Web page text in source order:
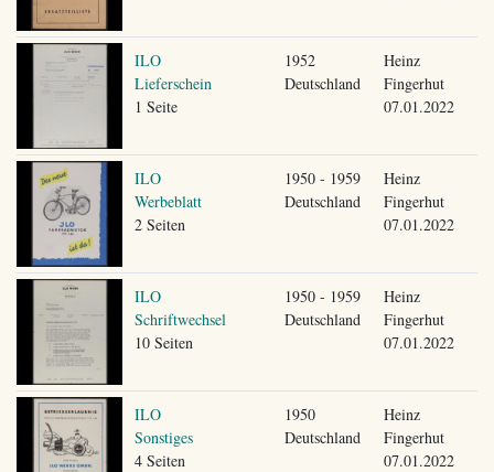
ILO
Lieferschein
1 Seite
1952
Deutschland
Heinz
Fingerhut
07.01.2022
ILO
Werbeblatt
2 Seiten
1950 - 1959
Deutschland
Heinz
Fingerhut
07.01.2022
ILO
Schriftwechsel
10 Seiten
1950 - 1959
Deutschland
Heinz
Fingerhut
07.01.2022
ILO
Sonstiges
4 Seiten
1950
Deutschland
Heinz
Fingerhut
07.01.2022